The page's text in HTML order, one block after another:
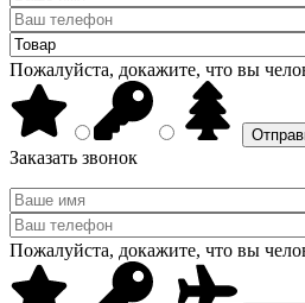
Пожалуйста, докажите, что вы
Заказать звонок
Пожалуйста, докажите, что вы